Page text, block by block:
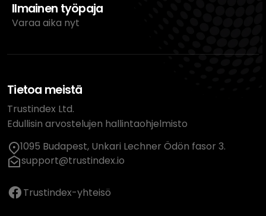
Ilmainen työpaja
Varaa aika nyt
Tietoa meistä
Trustindex Ltd.
Edullisin arvostelujen hallintaohjelmisto
1095 Budapest, Unkari Lechner Ödön fasor 3.
support@trustindex.io
Trustindex-yhteisö